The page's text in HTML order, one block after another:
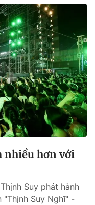
Nam
tử số 483/GP-BTTTT
Phạm Quốc Thắng,
355 932
nhiều hơn với
Suy phát hành
Suy Nghĩ" -